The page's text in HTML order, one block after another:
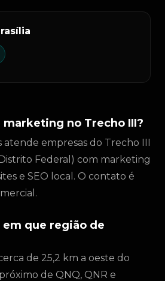
no Trecho III?
atende empresas do Trecho III
Federal) com marketing
e SEO local. O contato é
em que região de
de 25,2 km a oeste do
de QNQ, QNR e